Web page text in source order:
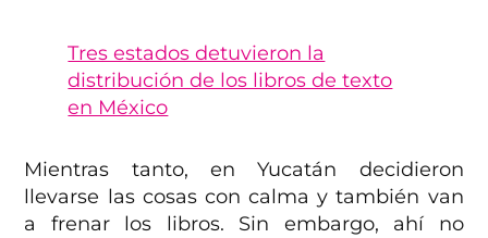
Tres estados detuvieron la
distribución de los libros de texto
en México
Mientras tanto, en Yucatán decidieron
llevarse las cosas con calma y también van
a frenar los libros. Sin embargo, ahí no